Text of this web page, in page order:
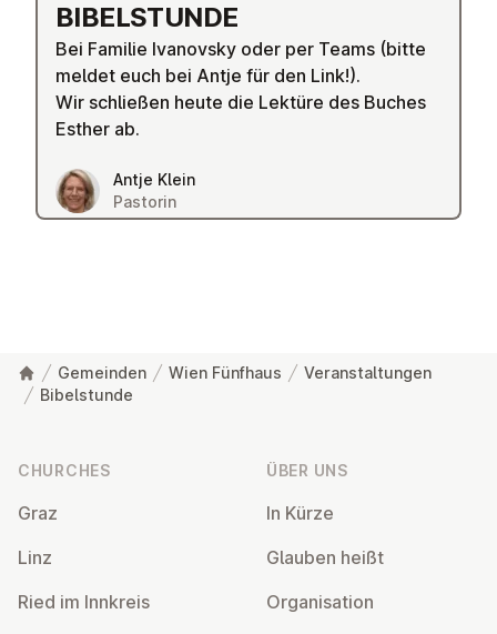
BIBEL­S­TUNDE
Bei Familie Ivanovsky oder per Teams (bitte
meldet euch bei Antje für den Link!).
Wir schließen heute die Lektüre des Buches
Esther ab.
Antje Klein
Pastorin
Gemeinden Wien Fünfhaus
Veranstaltungen
Bibelstunde
CHURCHES
Graz
Linz
Ried im Innkreis
ÜBER UNS
In Kürze
Glauben heißt
Or­gan­isa­tion